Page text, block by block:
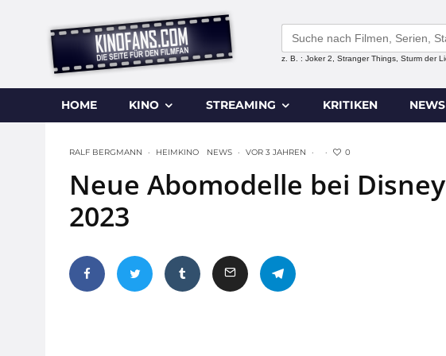
Search
for:
z. B. : Joker 2, Stranger Things, Sturm der
HOME KINO STREAMING KRITIKEN NEWS
RALF BERGMANN · HEIMKINO NEWS · VOR 3 JAHREN · · 0
Neue Abomodelle bei
2023